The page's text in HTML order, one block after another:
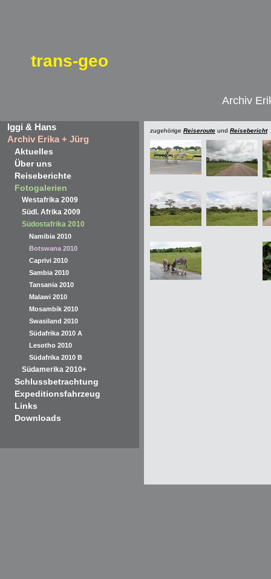
trans-geo
Iggi & Hans
Archiv Erika + Jürg
Aktuelles
Über uns
Reiseberichte
Fotogalerien
Westafrika 2009
Südl. Afrika 2009
Südostafrika 2010
Namibia 2010
Botswana 2010
Caprivi 2010
Sambia 2010
Tansania 2010
Malawi 2010
Mosambik 2010
Swasiland 2010
Südafrika 2010 A
Lesotho 2010
Südafrika 2010 B
Südamerika 2010+
Schlussbetrachtung
Expeditionsfahrzeug
Links
Downloads
Archiv
zugehörige Reiseroute und Reisebericht